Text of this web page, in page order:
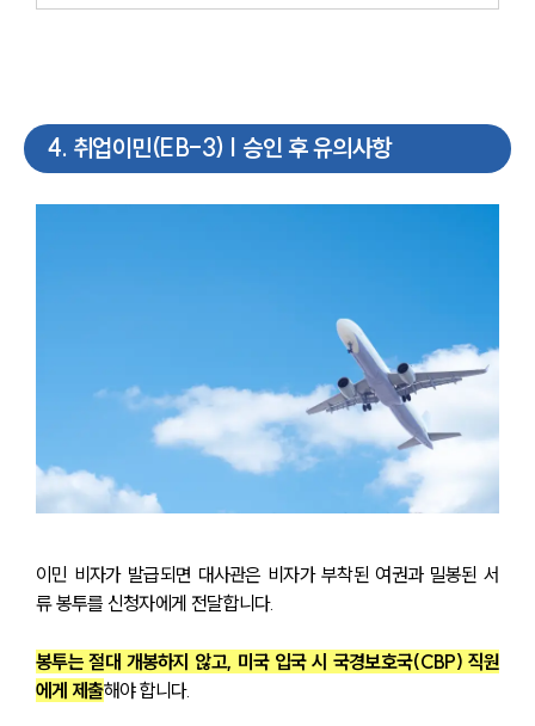
4. 취업이민(EB-3) | 승인 후 유의사항
이민 비자가 발급되면 대사관은 비자가 부착된 여권과 밀봉된 서
류 봉투를 신청자에게 전달합니다.
봉투는 절대 개봉하지 않고, 미국 입국 시 국경보호국(CBP) 직원
에게 제출해야 합니다.